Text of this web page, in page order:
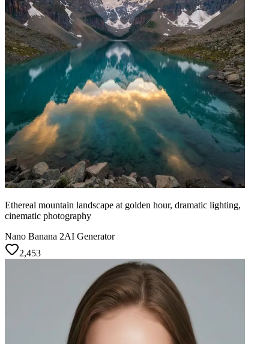
Ethereal mountain landscape at golden hour, dramatic lighting,
cinematic photography
Nano Banana 2AI Generator
2,453